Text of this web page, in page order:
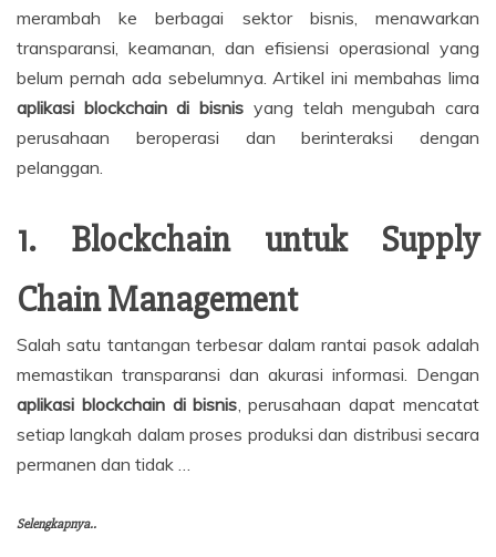
merambah ke berbagai sektor bisnis, menawarkan
transparansi, keamanan, dan efisiensi operasional yang
belum pernah ada sebelumnya. Artikel ini membahas lima
aplikasi blockchain di bisnis yang telah mengubah cara
perusahaan beroperasi dan berinteraksi dengan
pelanggan.
1. Blockchain untuk Supply
Chain Management
Salah satu tantangan terbesar dalam rantai pasok adalah
memastikan transparansi dan akurasi informasi. Dengan
aplikasi blockchain di bisnis , perusahaan dapat mencatat
setiap langkah dalam proses produksi dan distribusi secara
permanen dan tidak …
Selengkapnya..